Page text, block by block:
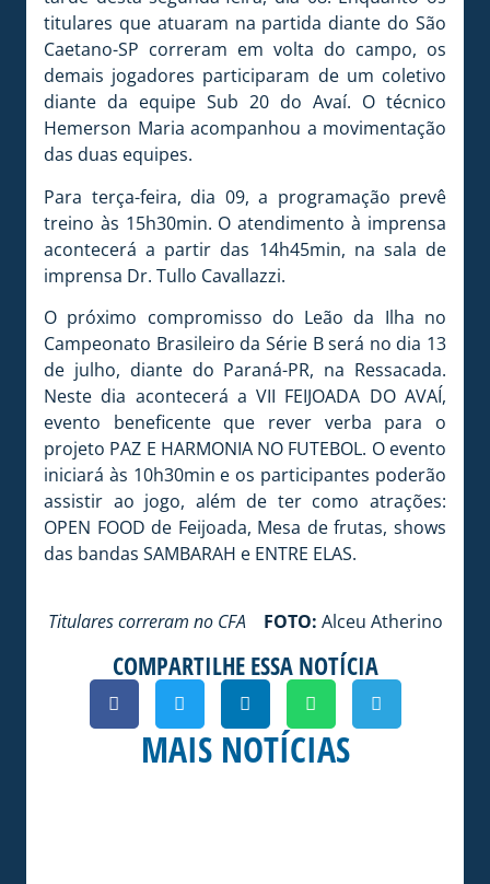
titulares que atuaram na partida diante do São
Caetano-SP correram em volta do campo, os
demais jogadores participaram de um coletivo
diante da equipe Sub 20 do Avaí. O técnico
Hemerson Maria acompanhou a movimentação
das duas equipes.
Para terça-feira, dia 09, a programação prevê
treino às 15h30min. O atendimento à imprensa
acontecerá a partir das 14h45min, na sala de
imprensa Dr. Tullo Cavallazzi.
O próximo compromisso do Leão da Ilha no
Campeonato Brasileiro da Série B será no dia 13
de julho, diante do Paraná-PR, na Ressacada.
Neste dia acontecerá a VII FEIJOADA DO AVAÍ,
evento beneficente que rever verba para o
projeto PAZ E HARMONIA NO FUTEBOL. O evento
iniciará às 10h30min e os participantes poderão
assistir ao jogo, além de ter como atrações:
OPEN FOOD de Feijoada, Mesa de frutas, shows
das bandas SAMBARAH e ENTRE ELAS.
Titulares correram no CFA FOTO: Alceu Atherino
COMPARTILHE ESSA NOTÍCIA
MAIS NOTÍCIAS